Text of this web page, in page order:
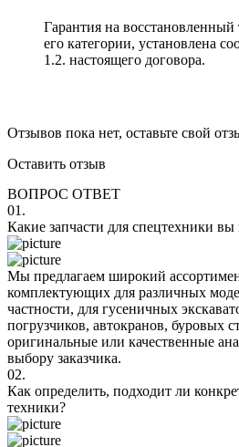
Гарантия на восстановленный
его категории, установлена
1.2. настоящего договора.
Отзывов пока нет, оставьте свой
Оставить отзыв
ВОПРОС ОТВЕТ
01.
Какие запчасти для спецтехники вы
Мы предлагаем широкий
комплектующих для различных
частности, для гусеничных
погрузчиков, автокранов, буровых
оригинальные или качественные
выбору заказчика.
02.
Как определить, подходит ли
техники?